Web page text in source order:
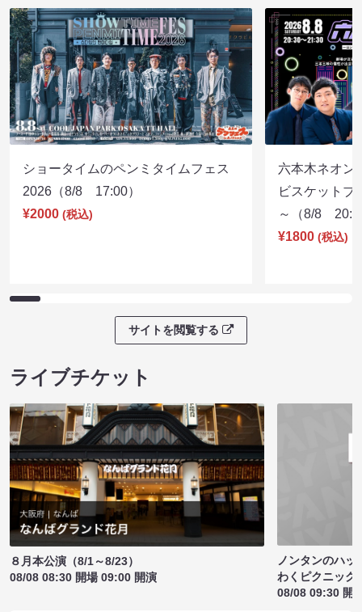
ショータイムのペンミタイムフェス
2026（8/8 17:00）
¥2000 (税込)
六本木ネオン
ビスケットブ
～（8/8
¥1800 (税込)
サイトを閲覧する
ライブチケット
８月本公演（8/1～8/23）
08/08 08:30 開場 09:00 開演
ノンタンのハッ
わくピクニック
08/08 09:30 開